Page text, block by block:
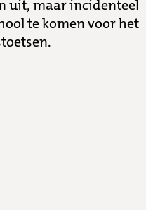
uit, maar incidenteel
te komen voor het